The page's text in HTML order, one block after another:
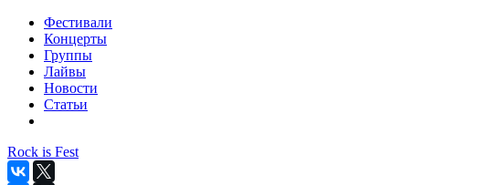
Фестивали
Концерты
Группы
Лайвы
Новости
Статьи
Rock is Fest